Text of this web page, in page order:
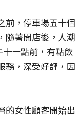
前，停車場五十個
隨著開店後，人潮
一點前，有點飲
務，深受好評，因
的女性顧客開始出